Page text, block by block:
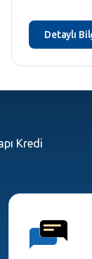
Detaylı
Kredi